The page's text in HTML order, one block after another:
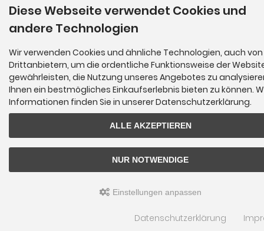
Nagelzange, Podologie, Pediküre, Fußpflegegeräte, Nagelfräser © 2026
Diese Webseite verwendet Cookies und
andere Technologien
Wir verwenden Cookies und ähnliche Technologien, auch von
Drittanbietern, um die ordentliche Funktionsweise der
gewährleisten, die Nutzung unseres Angebotes zu
Ihnen ein bestmögliches Einkaufserlebnis bieten zu können.
Informationen finden Sie in unserer Datenschutzerklärung.
ALLE AKZEPTIEREN
NUR NOTWENDIGE
Einstellungen anpassen
Datenschutzerklärung